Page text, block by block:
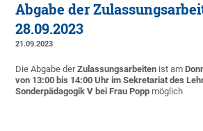
Abgabe der
28.09.2023
21.09.2023
Die Abgabe derZulassungsarbeiten ist am
von 13:00 bis 14:00 Uhrim Sekretariat des
Sonderpädagogik V bei Frau Popp möglich